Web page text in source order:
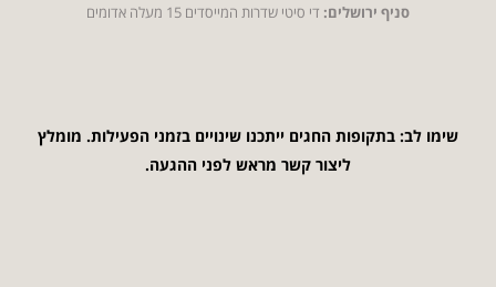
סניף ירושלים:די סיטי שדרות המייסדים 15 מעלה אדומים
שימו לב: בתקופות החגים ייתכנו שינויים בזמני הפעילות. מומלץ
ליצור קשר מראש לפני ההגעה.